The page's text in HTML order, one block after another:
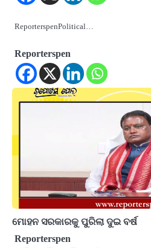
ReporterspenPolitical…
Reporterspen
ମୋହନ ସରକାରକୁ ପୁରିଲା ଦୁଇ ବର୍ଷ
Reporterspen